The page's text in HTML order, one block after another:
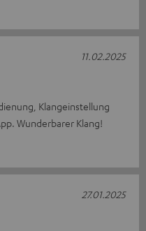
Klangeinstellung
Wunderbarer Klang!
11.02.2025
27.01.2025